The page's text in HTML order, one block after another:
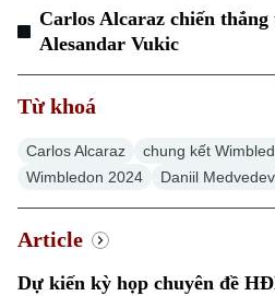
Carlos Alcaraz chiến
Alesandar Vukic
Từ khoá
Carlos Alcaraz
chung kết
Wimbledon 2024
Daniil Medvedev
Article
Dự kiến kỳ họp chuyên đề